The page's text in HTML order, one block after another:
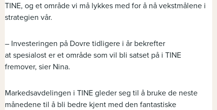
TINE, og et område vi må lykkes med for å nå vekstmålene i
strategien vår.
– Investeringen på Dovre tidligere i år bekrefter
at spesialost er et område som vil bli satset på i TINE
fremover, sier Nina.
Markedsavdelingen i TINE gleder seg til å bruke de neste
månedene til å bli bedre kjent med den fantastiske